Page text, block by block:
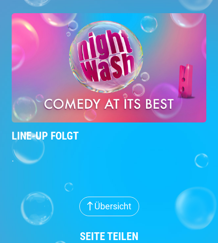
LINE-UP FOLGT
.
Übersicht
SEITE TEILEN